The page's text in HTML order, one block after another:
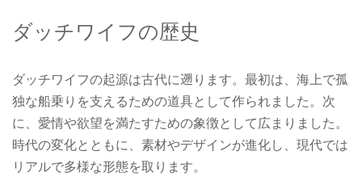
ダッチワイフの歴史
ダッチワイフの起源は古代に遡ります。最初は、海上で孤
独な船乗りを支えるための道具として作られました。次
に、愛情や欲望を満たすための象徴として広まりました。
時代の変化とともに、素材やデザインが進化し、現代では
リアルで多様な形態を取ります。